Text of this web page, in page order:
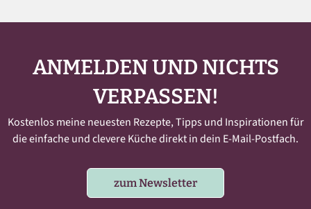
ANMELDEN UND NICHTS
VERPASSEN!
Kostenlos meine neuesten Rezepte, Tipps und Inspirationen für
die einfache und clevere Küche direkt in dein E-Mail-Postfach.
zum Newsletter